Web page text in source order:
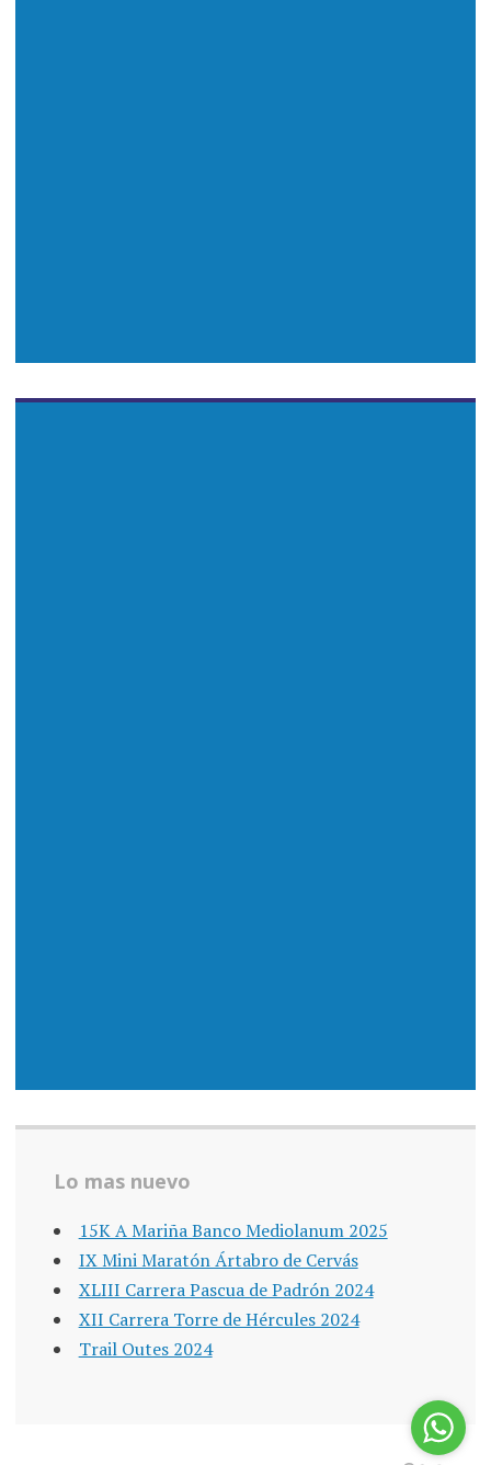
Lo mas nuevo
15K A Mariña Banco Mediolanum 2025
IX Mini Maratón Ártabro de Cervás
XLIII Carrera Pascua de Padrón 2024
XII Carrera Torre de Hércules 2024
Trail Outes 2024